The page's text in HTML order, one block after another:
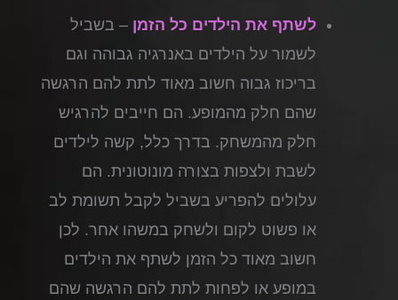
לשתף את הילדים כל הזמן – בשביל
לשמור על הילדים באנרגיה גבוהה וגם
בריכוז גבוה חשוב מאוד לתת להם הרגשה
שהם חלק מהמופע. הם חייבים להרגיש
חלק מהמשחק. בדרך כלל, קשה לילדים
לשבת ולצפות בצורה מונוטונית. הם
עלולים להפריע בשביל לקבל תשומת לב
או פשוט לקום ולשחק במשהו אחר. לכן
חשוב מאוד כל הזמן לשתף את הילדים
במופע או לפחות לתת להם הרגשה שהם